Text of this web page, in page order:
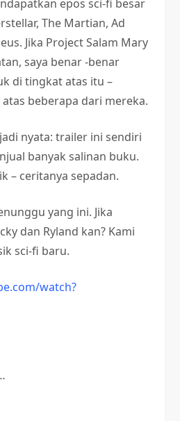
epos sci-fi besar
The Martian, Ad
Jika Project Salam Mary
saya benar -benar
di tingkat atas itu –
beberapa dari mereka.
nyata: trailer ini sendiri
banyak salinan buku.
– ceritanya sepadan.
yang ini. Jika
dan Ryland kan? Kami
sci-fi baru.
watch?